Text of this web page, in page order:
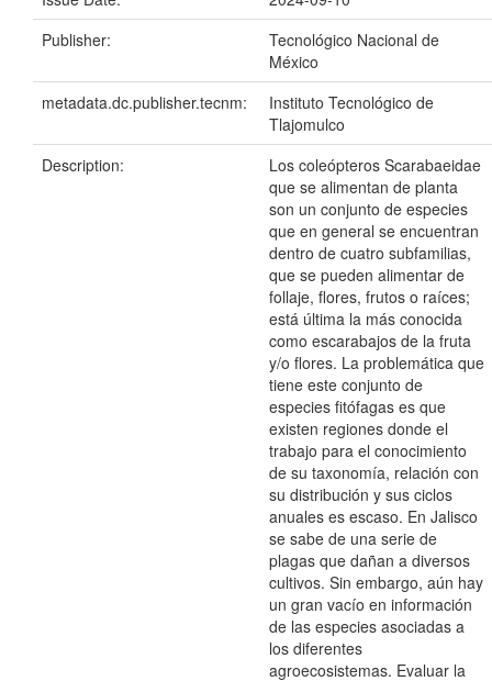
Publisher:
Tecnológico Nacional de
México
metadata.dc.publisher.tecnm:
Instituto Tecnológico de
Tlajomulco
Description:
Los coleópteros Scarabaeidae
que se alimentan de planta
son un conjunto de especies
que en general se encuentran
dentro de cuatro subfamilias,
que se pueden alimentar de
follaje, flores, frutos o raíces;
está última la más conocida
como escarabajos de la fruta
y/o flores. La problemática que
tiene este conjunto de
especies fitófagas es que
existen regiones donde el
trabajo para el conocimiento
de su taxonomía, relación con
su distribución y sus ciclos
anuales es escaso. En Jalisco
se sabe de una serie de
plagas que dañan a diversos
cultivos. Sin embargo, aún hay
un gran vacío en información
de las especies asociadas a
los diferentes
agroecosistemas. Evaluar la